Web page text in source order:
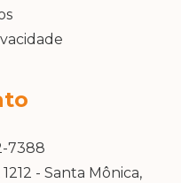
7388
- Santa Mônica,